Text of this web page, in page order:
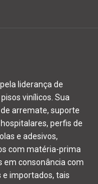
liderança de
vinílicos. Sua
arremate, suporte
perfis de
e adesivos,
com matéria-prima
em consonância com
e importados, tais